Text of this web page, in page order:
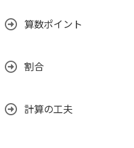
算数ポイント
割合
計算の工夫